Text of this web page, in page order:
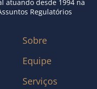
atuando desde 1994 na
Regulatórios
Sobre
Equipe
Serviços